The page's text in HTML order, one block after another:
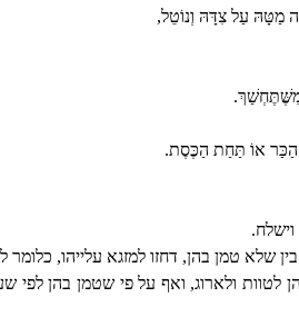
מַטָּהּ עַל צִדָּהּ וְנוֹטֵל,
מִשֶּׁתֶּחְשַׁךְ.
הַכַּר אוֹ תַּחַת הַכֶּסֶת.
שלא טמן בהן, דחזו למזגא עלייהו,
לטוות ולארוג, ואף על פי שטמן בהן